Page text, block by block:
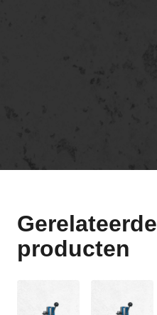
Gerelateerde
producten